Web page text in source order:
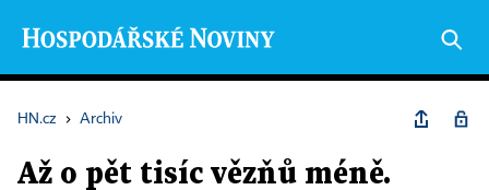
HN.cz › Archiv
Až o pět tisíc vězňů méně.